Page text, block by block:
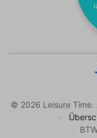
© 2026 Leisure Time.